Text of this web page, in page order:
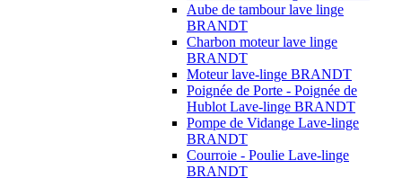
Aube de tambour lave linge
BRANDT
Charbon moteur lave linge
BRANDT
Moteur lave-linge BRANDT
Poignée de Porte - Poignée de
Hublot Lave-linge BRANDT
Pompe de Vidange Lave-linge
BRANDT
Courroie - Poulie Lave-linge
BRANDT